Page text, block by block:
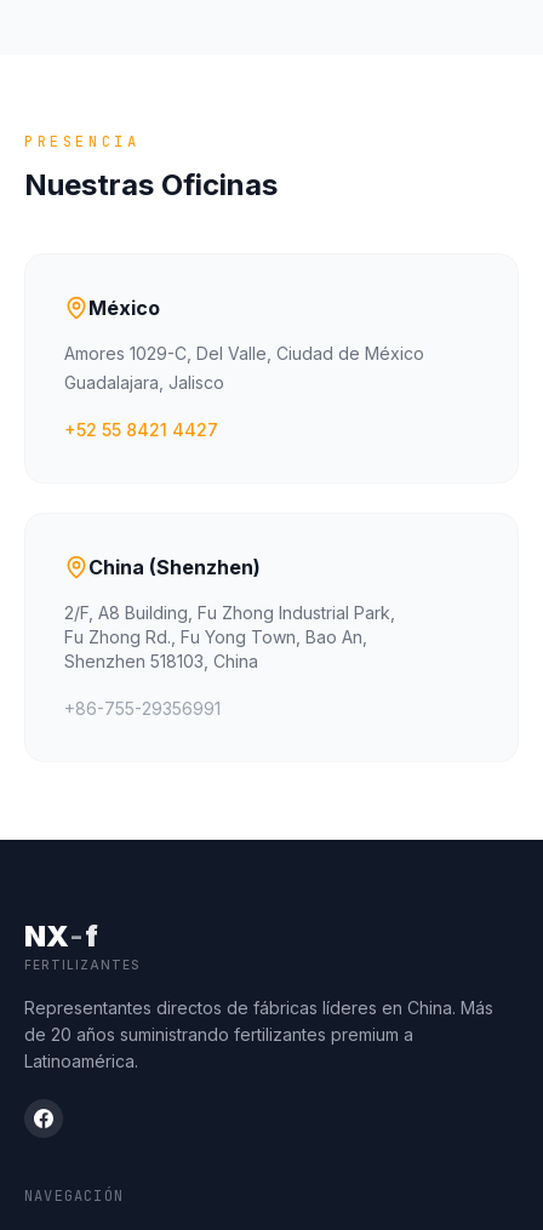
PRESENCIA
Nuestras Oficinas
México
Amores 1029-C, Del Valle, Ciudad de México
Guadalajara, Jalisco
+52 55 8421 4427
China (Shenzhen)
2/F, A8 Building, Fu Zhong Industrial Park,
Fu Zhong Rd., Fu Yong Town, Bao An,
Shenzhen 518103, China
+86-755-29356991
NX-f
FERTILIZANTES
Representantes directos de fábricas líderes en China. Más
de 20 años suministrando fertilizantes premium a
Latinoamérica.
NAVEGACIÓN